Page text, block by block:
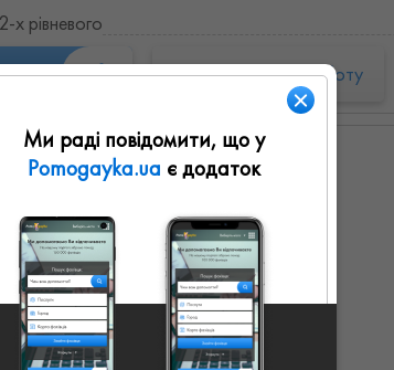
х рівневого
Запропонувати роботу
Зоряна
0 0
область, Украина
Ми раді повідомити, що у
Pomogayka.ua є додаток